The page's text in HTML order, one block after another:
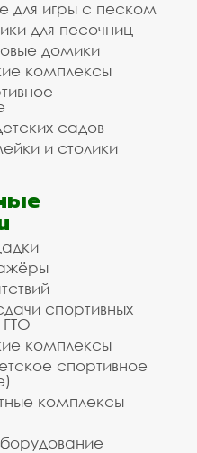
для игры с песком
для песочниц
домики
комплексы
садов
и столики
спортивных
комплексы
спортивное
комплексы